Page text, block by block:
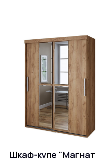
Шкаф-купе "Магнат